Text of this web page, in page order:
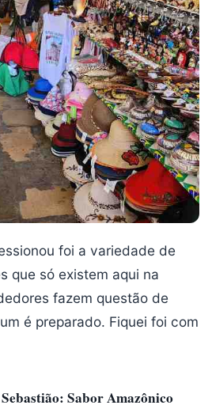
foi a variedade de
que só existem aqui na
fazem questão de
é preparado. Fiquei foi com
Sabor Amazônico